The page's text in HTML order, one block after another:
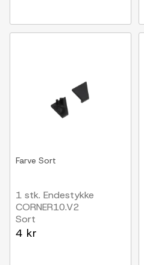
Farve Sort
1 stk. Endestykke
CORNER10.V2
Sort
4 kr